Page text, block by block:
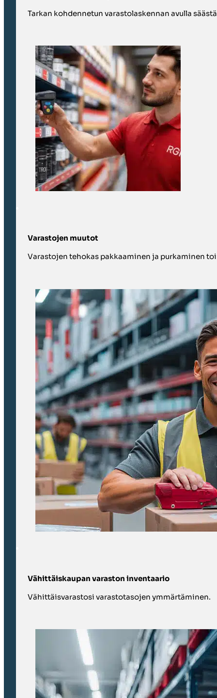
Tarkan kohdennetun varastolaskennan avulla
Varastojen muutot
Varastojen tehokas pakkaaminen ja purkaminen
Vähittäiskaupan varaston inventaario
Vähittäisvarastosi varastotasojen ymmärtäminen.